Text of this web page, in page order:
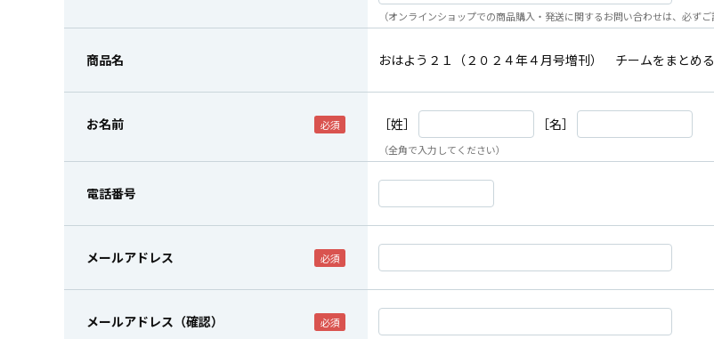
（オンラインショップでの商品購入・発送に関するお問い合わせは、必ずご
商品名 おはよう２１（２０２４年４月号増刊） チームをまとめ
お名前 ［姓］ ［名］
（全角で入力してください）
電話番号
メールアドレス
メールアドレス（確認）